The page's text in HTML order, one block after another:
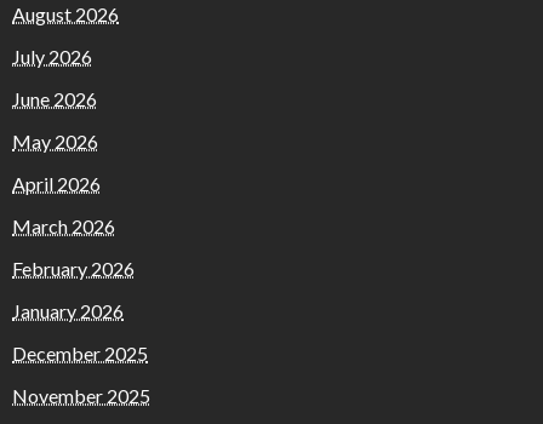
August 2026
July 2026
June 2026
May 2026
April 2026
March 2026
February 2026
January 2026
December 2025
November 2025